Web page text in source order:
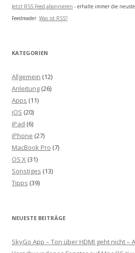
Jetzt RSS Feed abonnieren - erhalte immer die
Feedreader. Was ist RSS?
KATEGORIEN
Allgemein (12)
Anleitung (26)
Apps (11)
iOS (20)
iPad (6)
iPhone (27)
MacBook Pro (7)
OS X (31)
Sonstiges (13)
Tipps (39)
NEUESTE BEITRÄGE
SkyGo App – Ton über HDMI geht nicht –